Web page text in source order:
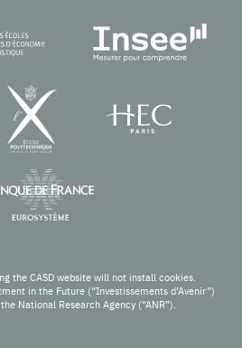
the CASD website will not install cookies.
in the Future (“Investissements d’Avenir”)
National Research Agency (“ANR”).